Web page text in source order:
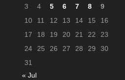
3
4 5 6 7 8
9
10
11 12 13 14 15
16
17
18 19 20 21 22
23
24
25 26 27 28 29
30
31
« Jul